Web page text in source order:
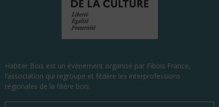
Habiter Bois est un évènement organisé par Fibois France,
l’association qui regroupe et fédère les interprofessions
régionales de la filière bois.